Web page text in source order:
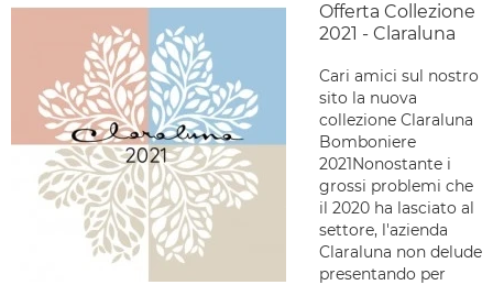
Offerta Collezione
2021 - Claraluna
Cari amici sul nostro
sito la nuova
collezione Claraluna
Bomboniere
2021Nonostante i
grossi problemi che
il 2020 ha lasciato al
settore, l'azienda
Claraluna non delude
presentando per